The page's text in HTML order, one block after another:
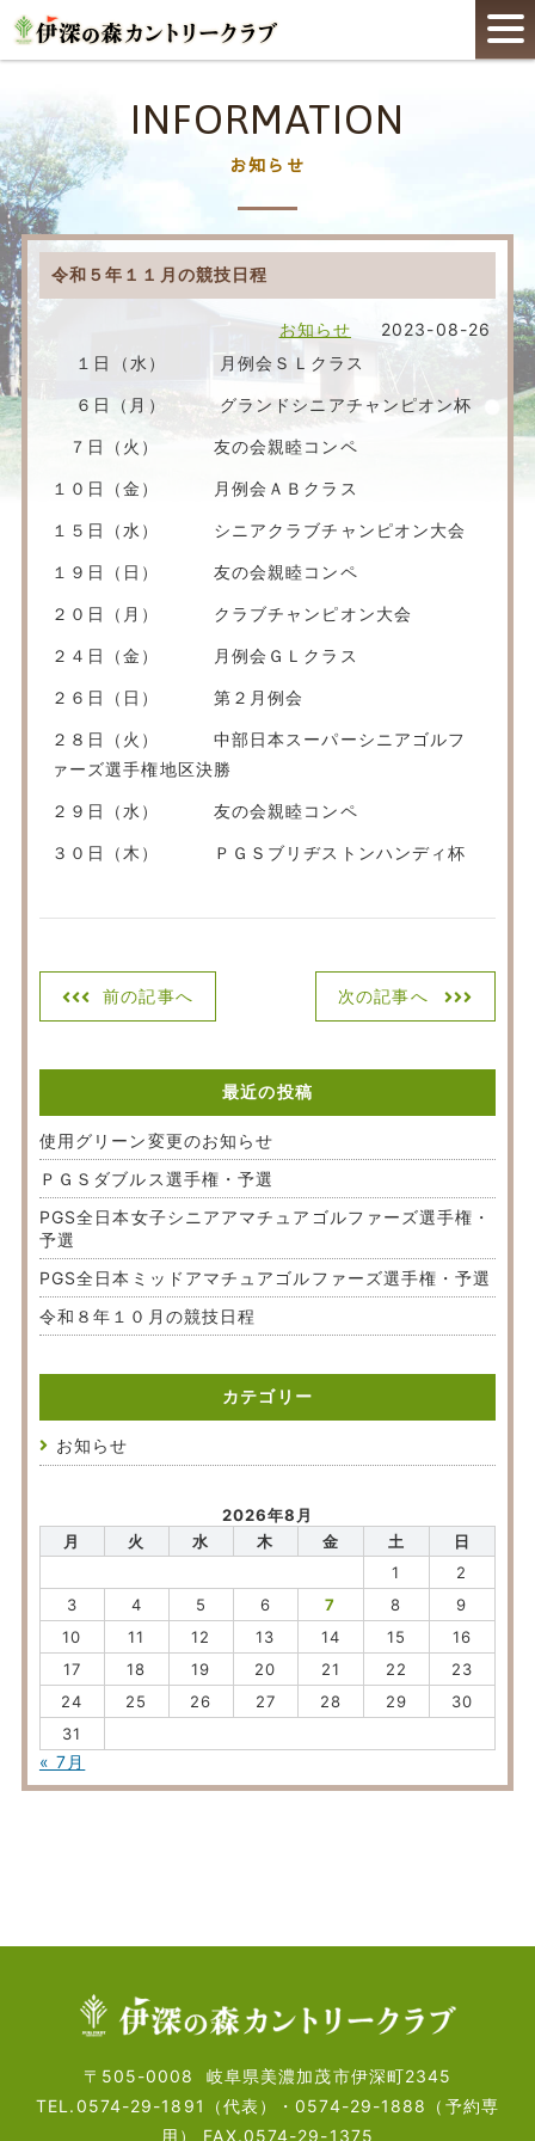
INFORMATION
お知らせ
令和５年１１月の競技日程
お知らせ
2023-08-26
１日（水） 月例会ＳＬクラス
６日（月） グランドシニアチャンピオン杯
７日（火） 友の会親睦コンペ
１０日（金） 月例会ＡＢクラス
１５日（水） シニアクラブチャンピオン大会
１９日（日） 友の会親睦コンペ
２０日（月） クラブチャンピオン大会
２４日（金） 月例会ＧＬクラス
２６日（日） 第２月例会
２８日（火） 中部日本スーパーシニアゴルフ
ァーズ選手権地区決勝
２９日（水） 友の会親睦コンペ
３０日（木） ＰＧＳブリヂストンハンディ杯
前の記事へ 次の記事へ
最近の投稿
使用グリーン変更のお知らせ
ＰＧＳダブルス選手権・予選
PGS全日本女子シニアアマチュアゴルファーズ選手権・
予選
PGS全日本ミッドアマチュアゴルファーズ選手権・予選
令和８年１０月の競技日程
カテゴリー
お知らせ
2026年8月
月
火 水 木 金 土
日
1
2
3
4 5 6 7 8
9
10
11 12 13 14 15
16
17
18 19 20 21 22
23
24
25 26 27 28 29
30
31
« 7月
〒505-0008
岐阜県美濃加茂市伊深町2345
TEL.0574-29-1891（代表）・0574-29-1888（予約専
用）
FAX.0574-29-1375